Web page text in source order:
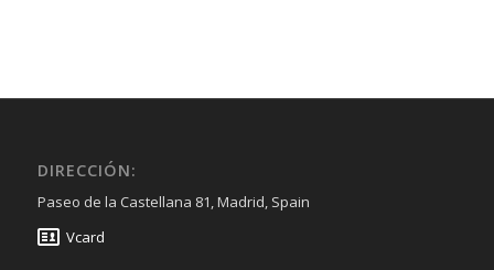
DIRECCIÓN:
Paseo de la Castellana 81, Madrid, Spain
Vcard